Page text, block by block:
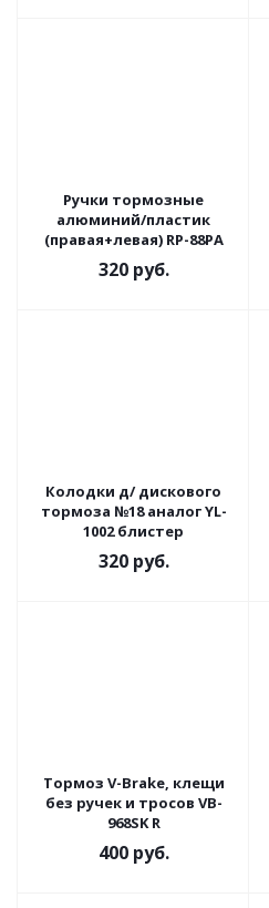
Ручки тормозные
алюминий/пластик
(правая+левая) RP-88PA
320руб.
Колодки д/ дискового
тормоза №18 аналог YL-
1002 блистер
320руб.
Тормоз V-Brake, клещи
без ручек и тросов VB-
968SK R
400руб.